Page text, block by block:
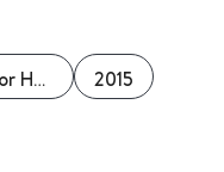
National Institute for Health and Care Excellence (NICE) 2015